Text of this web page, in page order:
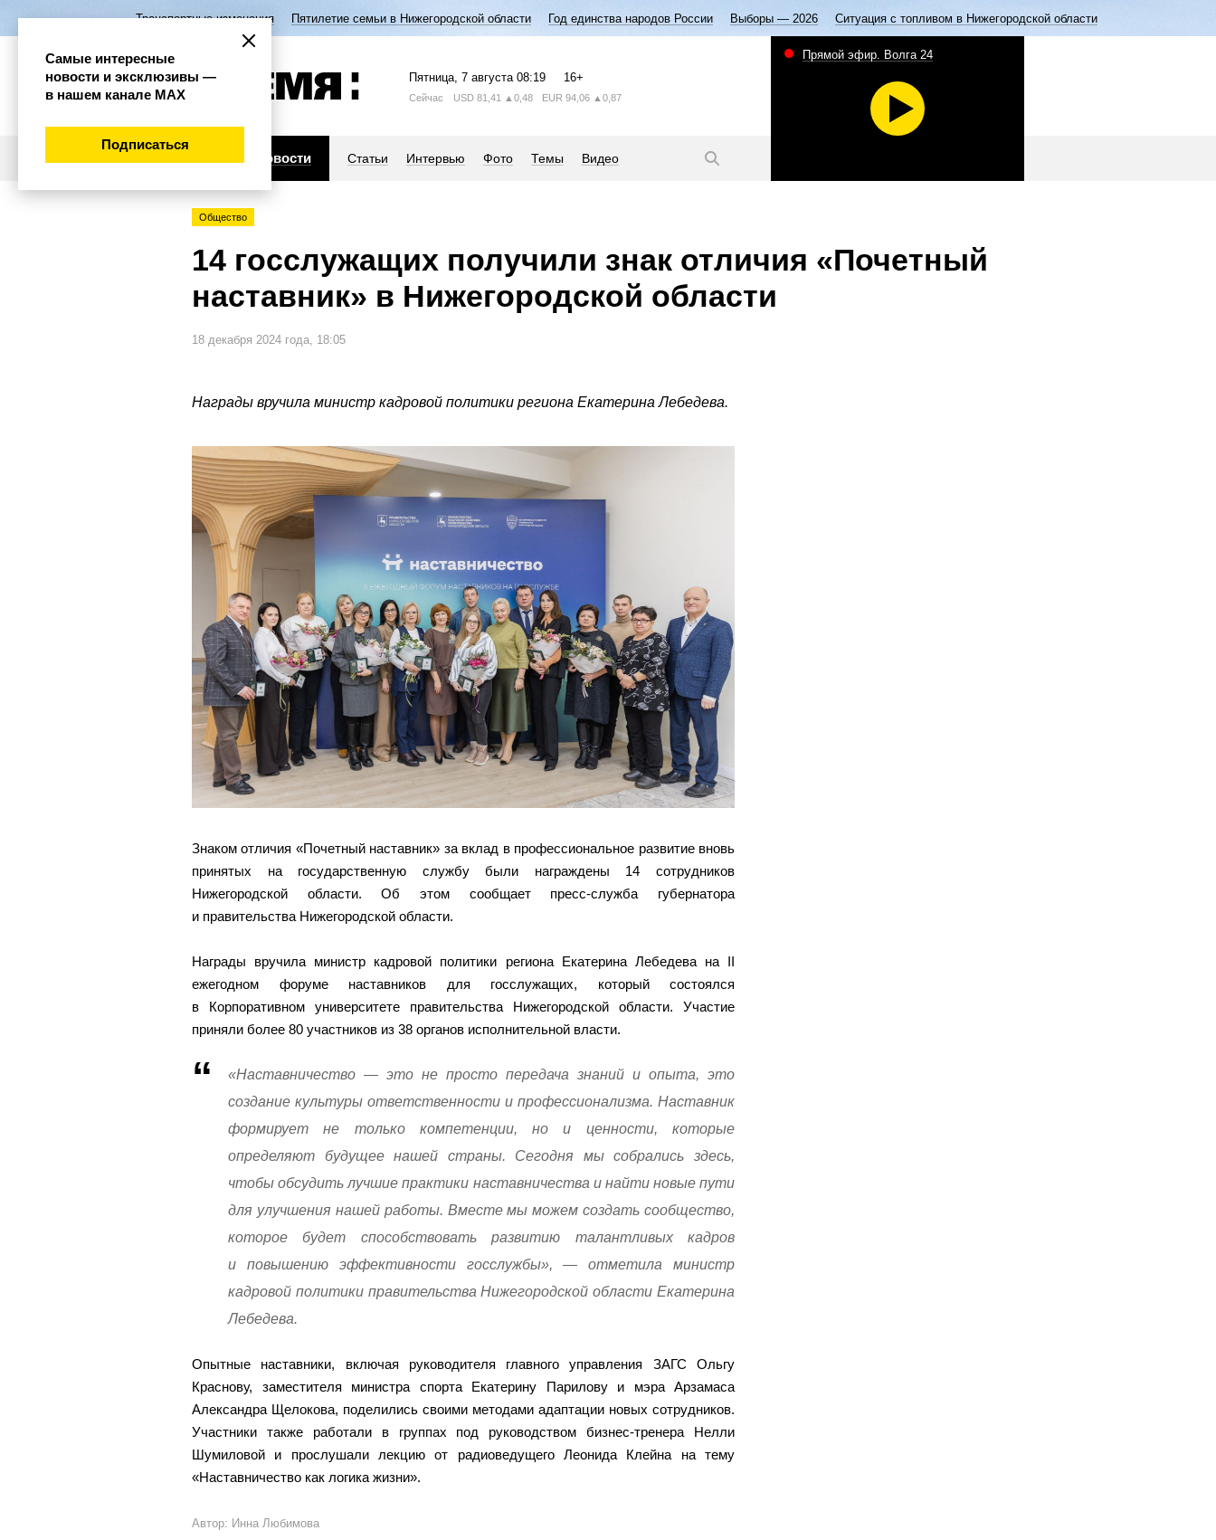
Транспортные изменения Пятилетие семьи в Нижегородской области Год единства народов России Выборы — 2026 Ситуация с топливом в Нижегородской области
Пятница, 7 августа 08:19 16+
Сейчас USD 81,41 ▲0,48 EUR 94,06 ▲0,87
Новости Статьи Интервью Фото Темы Видео
Прямой эфир. Волга 24
Общество
14 госслужащих получили знак отличия «Почетный
наставник» в Нижегородской области
18 декабря 2024 года, 18:05
Награды вручила министр кадровой политики региона Екатерина Лебедева.
Знаком отличия «Почетный наставник» за вклад в профессиональное развитие вновь
принятых на государственную службу были награждены 14 сотрудников
Нижегородской области. Об этом сообщает пресс-служба губернатора
и правительства Нижегородской области.
Награды вручила министр кадровой политики региона Екатерина Лебедева на II
ежегодном форуме наставников для госслужащих, который состоялся
в Корпоративном университете правительства Нижегородской области. Участие
приняли более 80 участников из 38 органов исполнительной власти.
«Наставничество — это не просто передача знаний и опыта, это
создание культуры ответственности и профессионализма. Наставник
формирует не только компетенции, но и ценности, которые
определяют будущее нашей страны. Сегодня мы собрались здесь,
чтобы обсудить лучшие практики наставничества и найти новые пути
для улучшения нашей работы. Вместе мы можем создать сообщество,
которое будет способствовать развитию талантливых кадров
и повышению эффективности госслужбы», — отметила министр
кадровой политики правительства Нижегородской области Екатерина
Лебедева.
Опытные наставники, включая руководителя главного управления ЗАГС Ольгу
Краснову, заместителя министра спорта Екатерину Парилову и мэра Арзамаса
Александра Щелокова, поделились своими методами адаптации новых сотрудников.
Участники также работали в группах под руководством бизнес-тренера Нелли
Шумиловой и прослушали лекцию от радиоведущего Леонида Клейна на тему
«Наставничество как логика жизни».
Автор: Инна Любимова
Самые интересные
новости и эксклюзивы —
в нашем канале МАХ
Подписаться